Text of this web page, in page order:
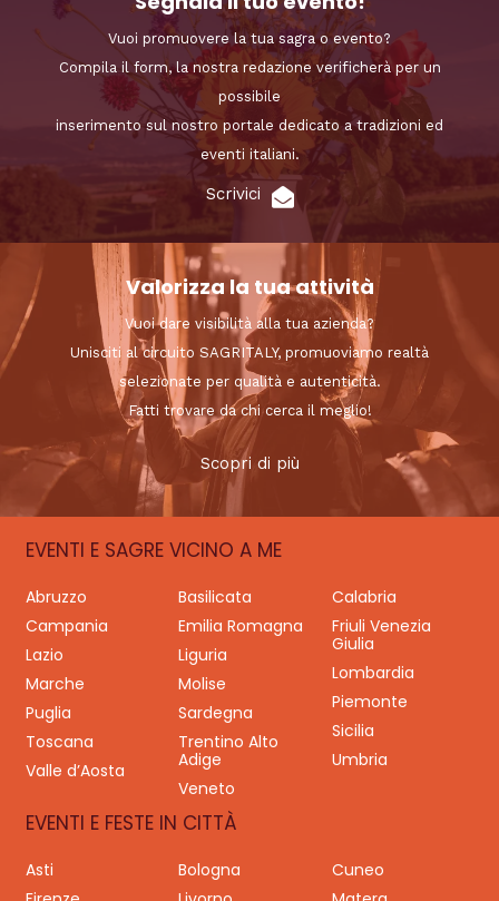
Vuoi promuovere la tua sagra o evento?
Compila il form, la nostra redazione verificherà per un
possibile
inserimento sul nostro portale dedicato a tradizioni ed
eventi italiani.
Scrivici
Valorizza la tua attività
Vuoi dare visibilità alla tua azienda?
Unisciti al circuito SAGRITALY, promuoviamo realtà
selezionate per qualità e autenticità.
Fatti trovare da chi cerca il meglio!
Scopri di più
EVENTI E SAGRE VICINO A ME
Abruzzo Basilicata
Calabria
Campania
Emilia Romagna
Friuli Venezia
Giulia
Lazio
Liguria
Lombardia
Marche
Molise
Piemonte
Puglia
Sardegna
Sicilia
Toscana
Trentino Alto
Adige
Umbria
Valle d’Aosta
Veneto
EVENTI E FESTE IN CITTÀ
Asti Bologna
Cuneo